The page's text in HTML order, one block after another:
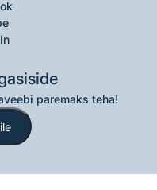
paremaks teha!